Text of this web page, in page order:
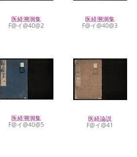
医経溯洄集
F@イ@40@2
医経溯洄集
F@イ@40@3
医経溯洄集
F@イ@40@5
医経論説
F@イ@41